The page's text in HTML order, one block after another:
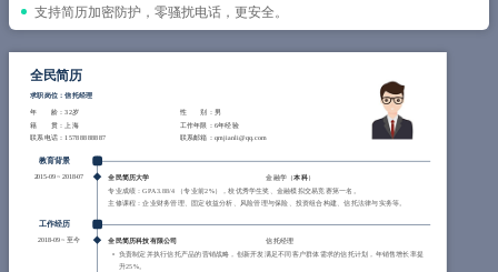
登录 / 注册
支持简历加密防护，零骚扰电话，更安全。
全民简历
求职岗位：信托经理
年 龄 ：32岁 性 别 ：男
籍 贯 ：上海 工作年限 ：6年经验
联系电话 ：15788888887 联系邮箱 ：qmjianli@qq.com
教育背景
2015-09~ 2018-07 全民简历大学 金融学（本科）
专业成绩：GPA 3.88/4 （专业前2%），校优秀学生奖、金融模拟交易竞赛第一名。
主修课程：企业财务管理、固定收益分析、风险管理与保险、投资组合构建、信托法律与实务等。
工作经历
2018-09~ 至今 全民简历科技有限公司
信托经理
负责制定并执行信托产品的营销战略，创新开发满足不同客户群体需求的信托计划，年销售增长率提
升25%。